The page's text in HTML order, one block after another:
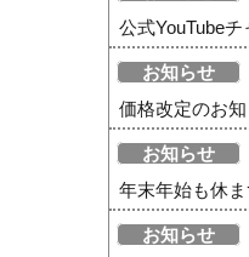
公式YouTube
お知らせ
価格改定のお
お知らせ
年末年始も休
お知らせ